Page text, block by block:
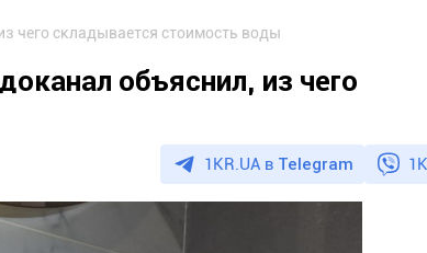
чего складывается стоимость воды
объяснил, из чего
1KR.UA в Telegram